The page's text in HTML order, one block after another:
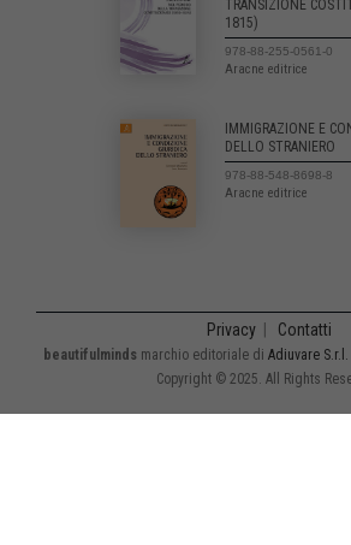
TRANSIZIONE
1815)
978-88-255-0561-0
Aracne editrice
IMMIGRAZIONE E
DELLO STRANIERO
978-88-548-8698-8
Aracne editrice
Privacy Contatti
beautifulminds marchio editoriale di Adiuvare S.r.l.
Copyright © 2025. All Rights